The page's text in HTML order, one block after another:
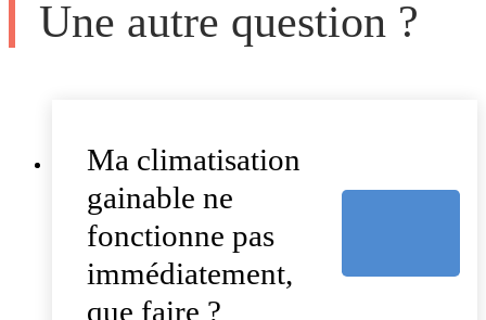
Une autre question ?
Ma climatisation
gainable ne
fonctionne pas
immédiatement,
que faire ?